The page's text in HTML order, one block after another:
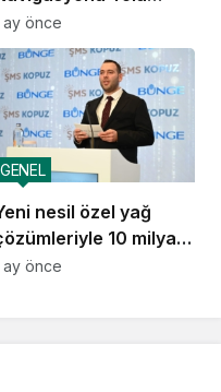
ay önce
nesil özel yağ
10 milyar
ihracat vizyonu
GENEL
ay önce